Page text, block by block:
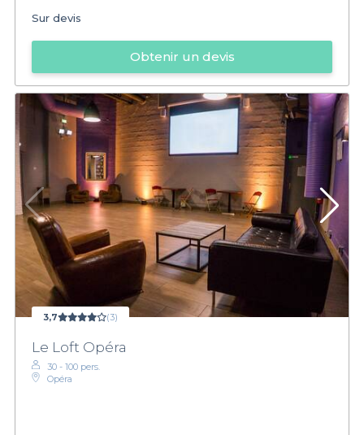
Sur devis
Obtenir un devis
3,7 (3)
Le Loft Opéra
30 - 100 pers.
Opéra